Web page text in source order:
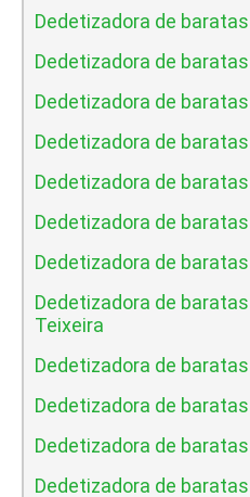
Dedetizadora de
Dedetizadora de
Dedetizadora de
Dedetizadora de
Dedetizadora de
Dedetizadora de
Dedetizadora de
Dedetizadora de
Teixeira
Dedetizadora de
Dedetizadora de
Dedetizadora de
Dedetizadora de